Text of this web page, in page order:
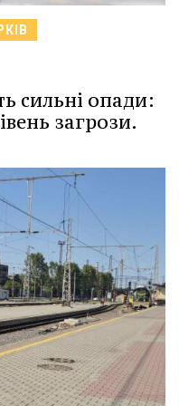
сильні опади:
загрози.